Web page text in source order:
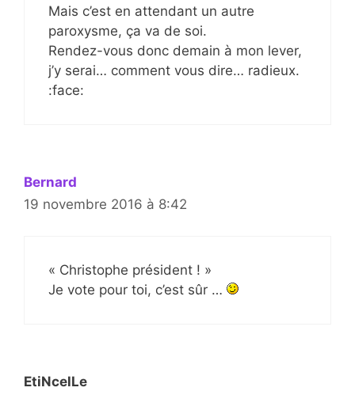
Mais c’est en attendant un autre
paroxysme, ça va de soi.
Rendez-vous donc demain à mon lever,
j’y serai… comment vous dire… radieux.
:face:
Bernard
19 novembre 2016 à 8:42
« Christophe président ! »
Je vote pour toi, c’est sûr …
EtiNcelLe